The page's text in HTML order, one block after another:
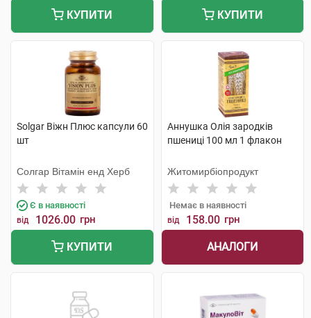
КУПИТИ КУПИТИ
Solgar Віжн Плюс капсули 60
шт
Солгар Вітамін енд Херб
Є в наявності
від 1026.00 грн
КУПИТИ
Аннушка Олія зародків
пшениці 100 мл 1 флакон
Житомирбіопродукт
Немає в наявності
від 158.00 грн
АНАЛОГИ